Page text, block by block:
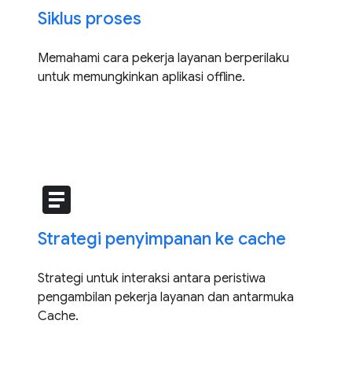
Siklus proses
Memahami cara pekerja layanan berperilaku
untuk memungkinkan aplikasi offline.
article
Strategi penyimpanan ke cache
Strategi untuk interaksi antara peristiwa
pengambilan pekerja layanan dan antarmuka
Cache.